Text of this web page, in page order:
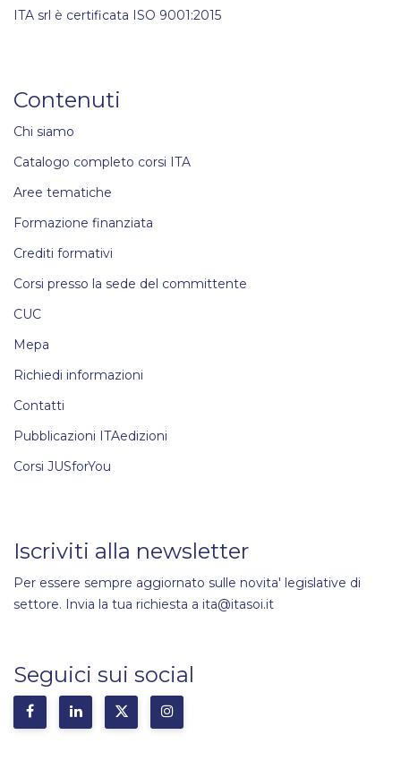
ITA srl è certificata ISO 9001:2015
Contenuti
Chi siamo
Catalogo completo corsi ITA
Aree tematiche
Formazione finanziata
Crediti formativi
Corsi presso la sede del committente
CUC
Mepa
Richiedi informazioni
Contatti
Pubblicazioni ITAedizioni
Corsi JUSforYou
Iscriviti alla newsletter
Per essere sempre aggiornato sulle novita' legislative di
settore. Invia la tua richiesta a ita@itasoi.it
Seguici sui social